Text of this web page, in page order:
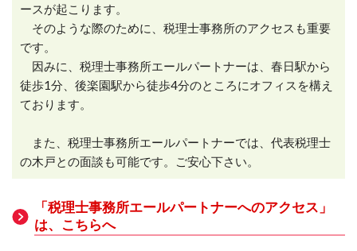
ースが起こります。
そのような際のために、税理士事務所のアクセスも重要
です。
因みに、税理士事務所エールパートナーは、春日駅から
徒歩1分、後楽園駅から徒歩4分のところにオフィスを構え
ております。
また、税理士事務所エールパートナーでは、代表税理士
の木戸との面談も可能です。ご安心下さい。
「税理士事務所エールパートナーへのアクセス」
は、こちらへ